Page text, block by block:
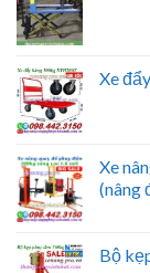
Xe
Xe
(nâng
Bộ